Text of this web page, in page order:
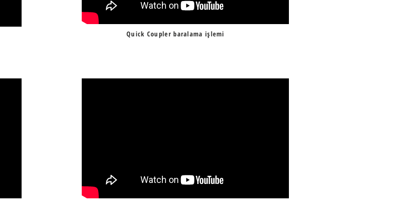
Quick Coupler baralama işlemi